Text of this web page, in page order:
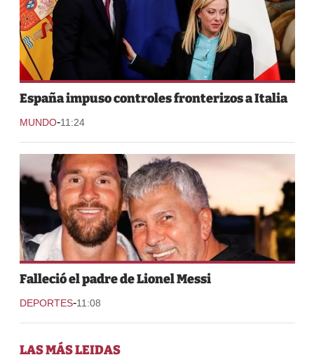
España impuso controles fronterizos a Italia
MUNDO-11:24
Falleció el padre de Lionel Messi
DEPORTES-11:08
LAS MÁS LEIDAS